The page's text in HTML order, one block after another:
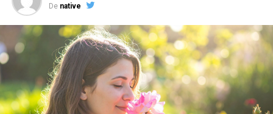
Folosiți cu încredereGoogle Adsși Facebook Ads.
Prin alocarea unui buget adecvat și prin
selectarea cât mai clară a publicului căruia doriți
să vă adresați puteți atrage trafic important pe
site și puteți avea conversii imediate.
De native